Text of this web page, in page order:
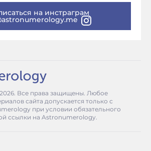
на инстраграм
2026. Все права защищены. Любое
сайта допускается только с
при условии обязательного
ссылки на Astronumerology.